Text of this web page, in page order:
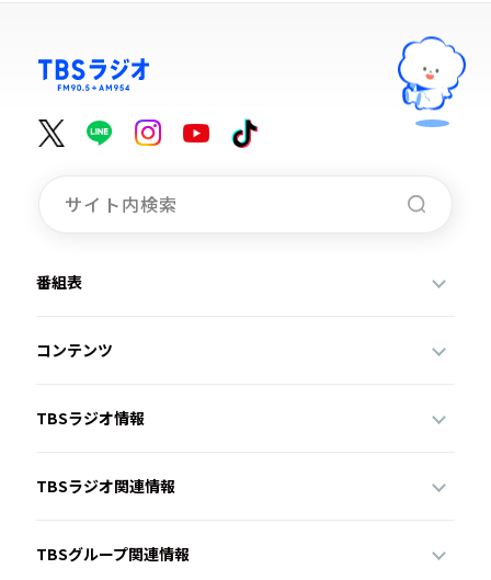
番組表
コンテンツ
TBSラジオ情報
TBSラジオ関連情報
TBSグループ関連情報